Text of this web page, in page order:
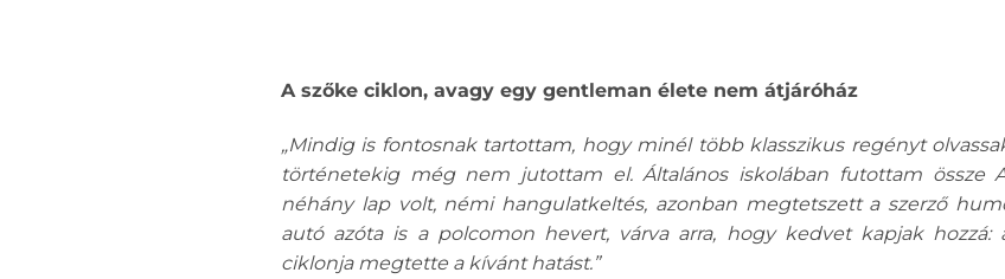
A szőke ciklon, avagy egy gentleman élete nem átjáróház
„Mindig is fontosnak tartottam, hogy minél több klasszikus regényt
történetekig még nem jutottam el. Általános iskolában futottam össze
néhány lap volt, némi hangulatkeltés, azonban megtetszett a szerző
autó azóta is a polcomon hevert, várva arra, hogy kedvet kapjak hozzá:
ciklonja megtette a kívánt hatást.”